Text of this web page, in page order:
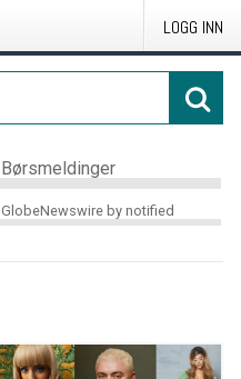
LOGG INN
Børsmeldinger
GlobeNewswire by notified